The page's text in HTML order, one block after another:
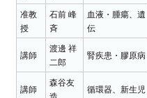
准教
授
石前 峰
斉
血液・腫瘍、遺
伝
講師
渡邊 祥
二郎
腎疾患・膠原病
講師
森谷友
循環器、新生児